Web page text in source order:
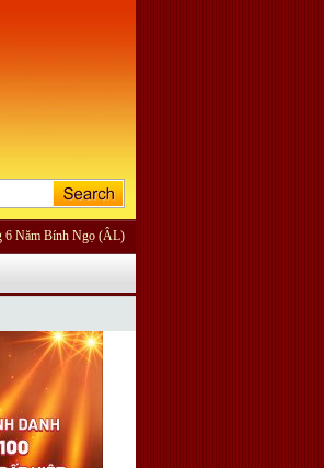
6 Năm Bính Ngọ (ÂL)